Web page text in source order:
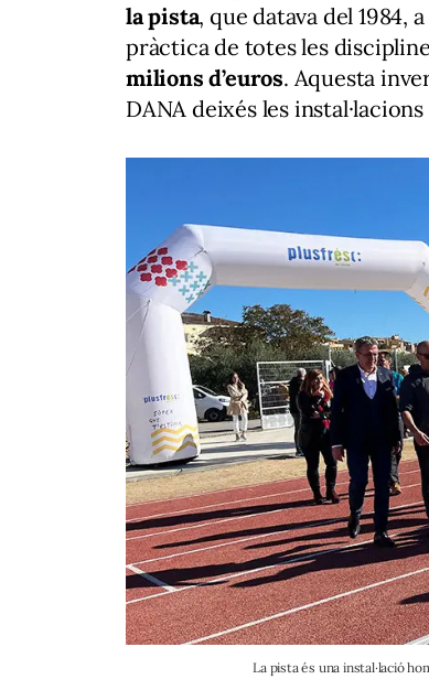
la pista, que datava del 1984,
pràctica de totes les
milions d’euros. Aquesta
DANA deixés les
La pista és una instal·lació